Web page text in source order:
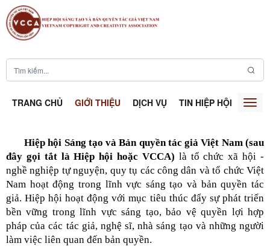
TRANG CHỦ GIỚI THIỆU DỊCH VỤ TIN HIỆP HỘI
Hiệp hội Sáng tạo và Bản quyền tác giả Việt Nam (sau
đây gọi tắt là Hiệp hội hoặc VCCA) là tổ chức xã hội -
nghề nghiệp tự nguyện, quy tụ các công dân và tổ chức Việt
Nam hoạt động trong lĩnh vực sáng tạo và bản quyền tác
giả. Hiệp hội hoạt động với mục tiêu thúc đẩy sự phát triển
bền vững trong lĩnh vực sáng tạo, bảo vệ quyền lợi hợp
pháp của các tác giả, nghệ sĩ, nhà sáng tạo và những người
làm việc liên quan đến bản quyền.